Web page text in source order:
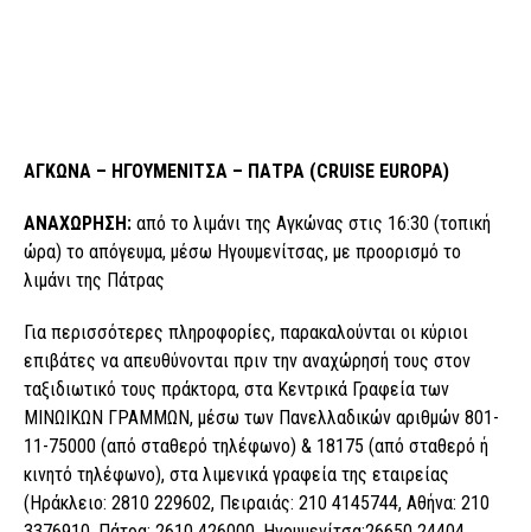
ΑΓΚΩΝΑ – ΗΓΟΥΜΕΝΙΤΣΑ – ΠΑΤΡΑ (CRUISE EUROPA)
ΑΝΑΧΩΡΗΣΗ: από το λιμάνι της Αγκώνας στις 16:30 (τοπική
ώρα) το απόγευμα, μέσω Ηγουμενίτσας, με προορισμό το
λιμάνι της Πάτρας
Για περισσότερες πληροφορίες, παρακαλούνται οι κύριοι
επιβάτες να απευθύνονται πριν την αναχώρησή τους στον
ταξιδιωτικό τους πράκτορα, στα Κεντρικά Γραφεία των
ΜΙΝΩΙΚΩΝ ΓΡΑΜΜΩΝ, μέσω των Πανελλαδικών αριθμών 801-
11-75000 (από σταθερό τηλέφωνο) & 18175 (από σταθερό ή
κινητό τηλέφωνο), στα λιμενικά γραφεία της εταιρείας
(Ηράκλειο: 2810 229602, Πειραιάς: 210 4145744, Αθήνα: 210